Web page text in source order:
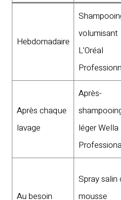
Hebdomadaire
volumisant
L’Oréal
Après chaque
lavage
Après-
léger Wella
Au besoin
Spray salin
mousse